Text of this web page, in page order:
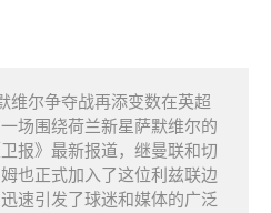
维尔争夺战再添变数在英超
场围绕荷兰新星萨默维尔的
报》最新报道，继曼联和切
也正式加入了这位利兹联边
速引发了球迷和媒体的广泛